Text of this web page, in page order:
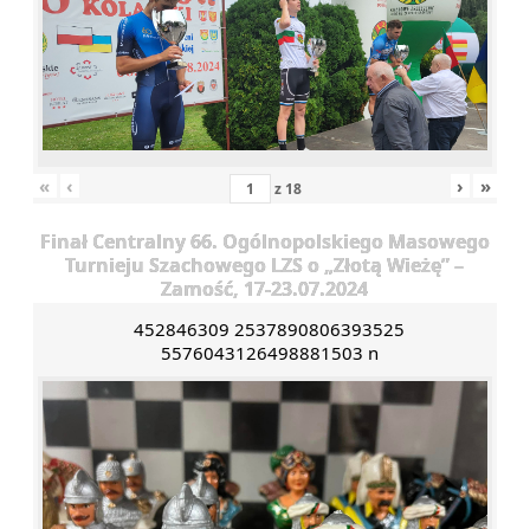
« ‹ z 18 › »
Finał Centralny 66. Ogólnopolskiego Masowego
Turnieju Szachowego LZS o „Złotą Wieżę” –
Zamość, 17-23.07.2024
452846309 2537890806393525
5576043126498881503 n